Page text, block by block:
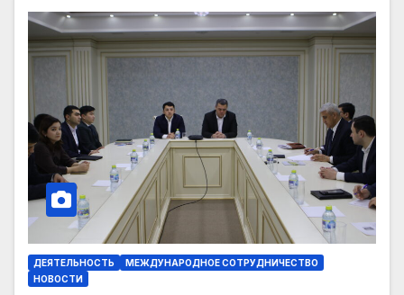
ДЕЯТЕЛЬНОСТЬ
МЕЖДУНАРОДНОЕ СОТРУДНИЧЕСТВО
НОВОСТИ